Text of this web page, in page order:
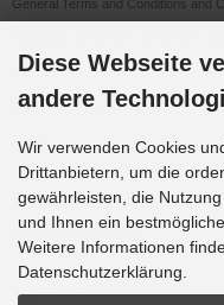
General Terms and Conditions and
Impressum
Datenschutzerklärung
Anfahrt
Downloads
Messen
Diese Webseite
andere
Wir verwenden Cookies
Drittanbietern, um die
gewährleisten, die
und Ihnen ein
Weitere Informationen
Datenschutzerklärung.